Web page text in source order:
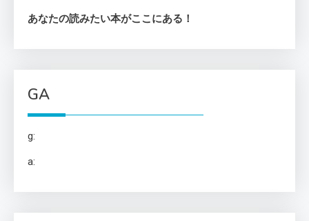
あなたの読みたい本がここにある！
GA
g:
a: